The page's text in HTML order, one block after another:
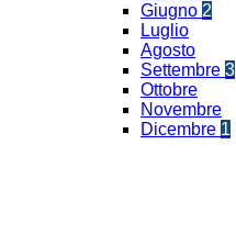
Giugno 2
Luglio
Agosto
Settembre 3
Ottobre
Novembre
Dicembre 1